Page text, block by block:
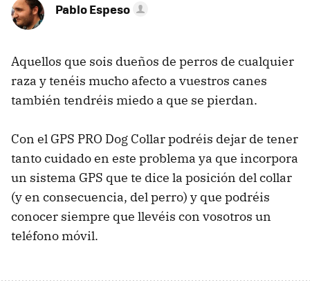
Pablo Espeso
Aquellos que sois dueños de perros de cualquier
raza y tenéis mucho afecto a vuestros canes
también tendréis miedo a que se pierdan.
Con el GPS PRO Dog Collar podréis dejar de tener
tanto cuidado en este problema ya que incorpora
un sistema GPS que te dice la posición del collar
(y en consecuencia, del perro) y que podréis
conocer siempre que llevéis con vosotros un
teléfono móvil.